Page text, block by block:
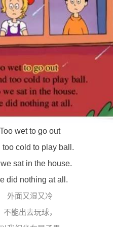
Too wet to go out
too cold to play ball.
sat in the house.
did nothing at all.
外面又湿又冷
不能出去玩球，